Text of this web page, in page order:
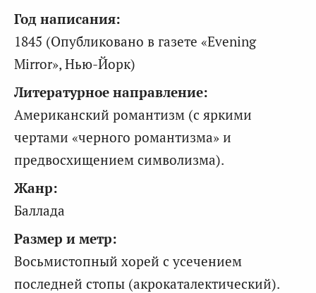
Год написания:
1845 (Опубликовано в газете «Evening
Mirror», Нью-Йорк)
Литературное направление:
Американский романтизм (с яркими
чертами «черного романтизма» и
предвосхищением символизма).
Жанр:
Баллада
Размер и метр:
Восьмистопный хорей с усечением
последней стопы (акрокаталектический).